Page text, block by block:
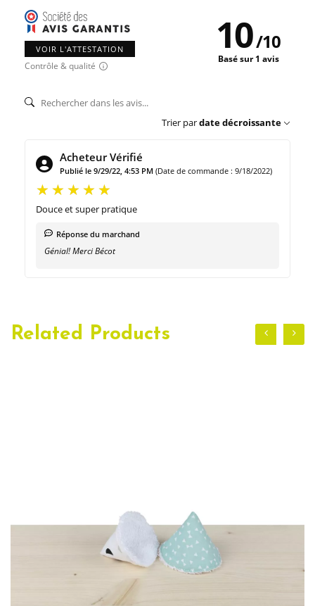
VOIR L'ATTESTATION
Contrôle & qualité
10/10
Basé sur 1 avis
Trier pardate décroissante
Acheteur Vérifié
Publié le 9/29/22, 4:53 PM (Date de commande : 9/18/2022)
Douce et super pratique
Réponse du marchand
Génial! Merci Bécot
Related Products